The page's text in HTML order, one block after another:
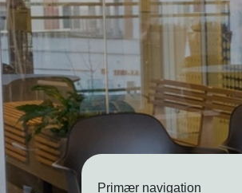
Primær navigation